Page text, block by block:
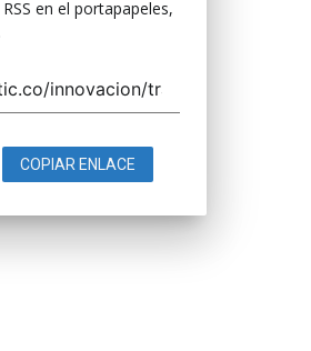
en el portapapeles,
COPIAR ENLACE